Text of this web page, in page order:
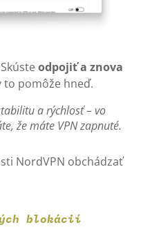
Skústeodpojiť a znova
to pomôže hneď.
a rýchlosť – vo
že máte VPN zapnuté.
NordVPN obchádzať
blokácií